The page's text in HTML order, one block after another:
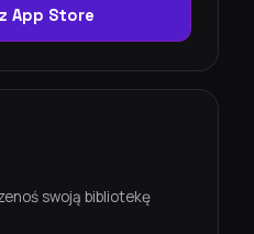
App Store
swoją bibliotekę